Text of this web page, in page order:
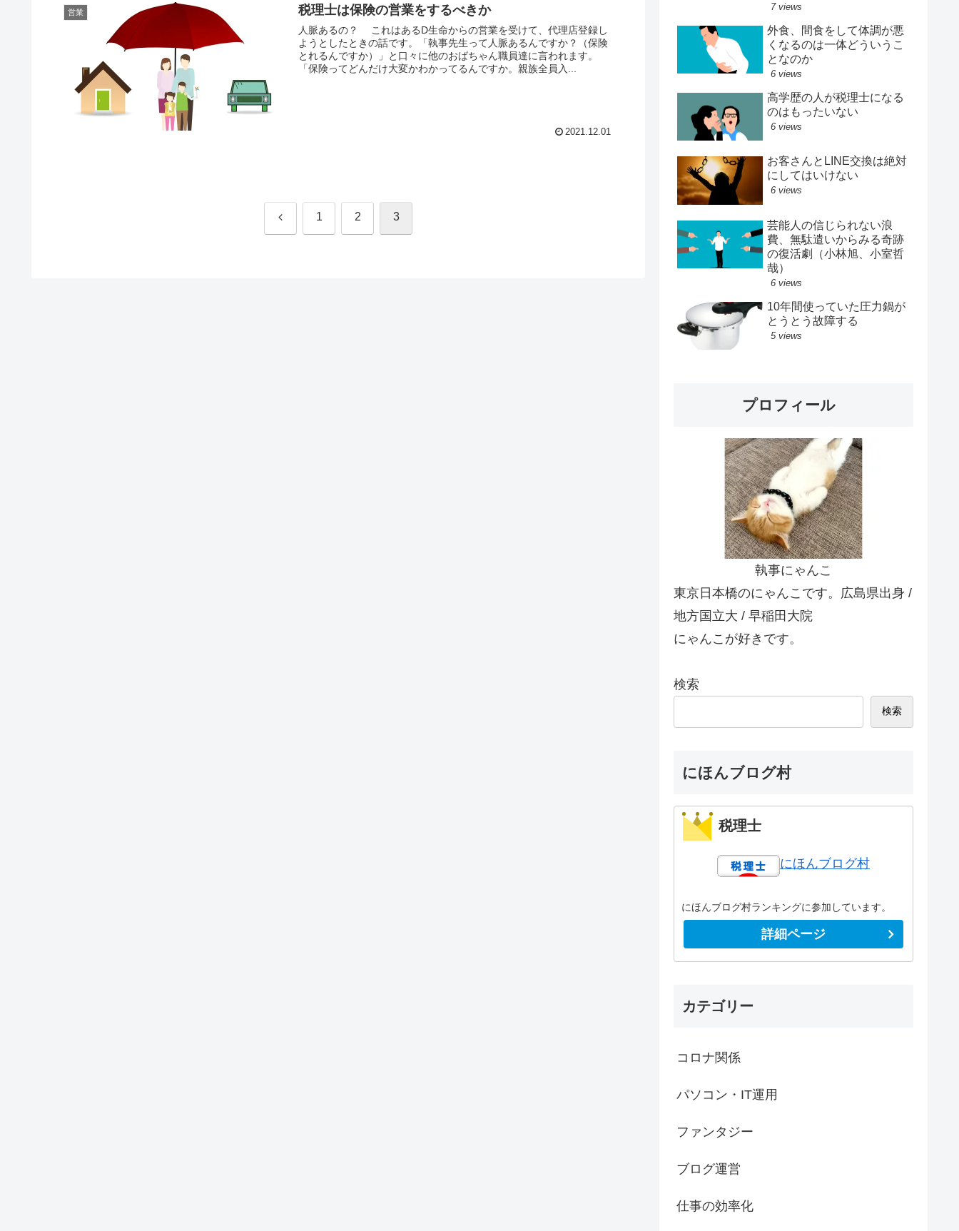
営業 税理士は保険の営業をするべきか
人脈あるの？ これはあるD生命からの営業を受けて、代理店登録し
ようとしたときの話です。「執事先生って人脈あるんですか？（保険
とれるんですか）」と口々に他のおばちゃん職員達に言われます。
「保険ってどんだけ大変かわかってるんですか。親族全員入...
2021.12.01
前 1 2 3
7 views
外食、間食をして体調が悪
くなるのは一体どういうこ
となのか
6 views
高学歴の人が税理士になる
のはもったいない
6 views
お客さんとLINE交換は絶対
にしてはいけない
6 views
芸能人の信じられない浪
費、無駄遣いからみる奇跡
の復活劇（小林旭、小室哲
哉）
6 views
10年間使っていた圧力鍋が
とうとう故障する
5 views
プロフィール
執事にゃんこ
東京日本橋のにゃんこです。広島県出身 /
地方国立大 / 早稲田大院
にゃんこが好きです。
検索
検索
にほんブログ村
税理士
にほんブログ村
にほんブログ村ランキングに参加しています。
詳細ページ
カテゴリー
コロナ関係
パソコン・IT運用
ファンタジー
ブログ運営
仕事の効率化